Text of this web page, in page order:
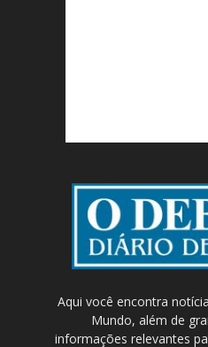
Aqui você encontra
Mundo, além de
informações relevantes